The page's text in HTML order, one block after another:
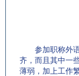
参加职称外语
齐，而且其中一
薄弱，加上工作